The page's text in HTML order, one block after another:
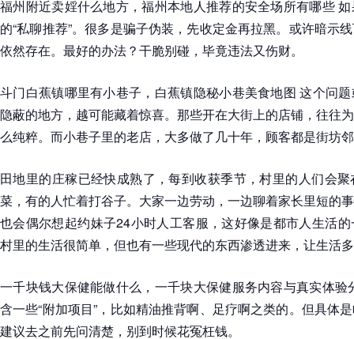
福州附近卖婬什么地方，福州本地人推荐的安全场所有哪些
的“私聊推荐”。很多是骗子伪装，先收定金再拉黑。或许暗示
依然存在。最好的办法？干脆别碰，毕竟违法又伤财。
斗门白蕉镇哪里有小巷子，白蕉镇隐秘小巷美食地图 这个问
隐蔽的地方，越可能藏着惊喜。那些开在大街上的店铺，往往
么纯粹。而小巷子里的老店，大多做了几十年，顾客都是街坊
田地里的庄稼已经快成熟了，每到收获季节，村里的人们会
菜，有的人忙着打谷子。大家一边劳动，一边聊着家长里短的
也会偶尔想起约妹子24小时人工客服，这好像是都市人生活
村里的生活很简单，但也有一些现代的东西渗透进来，让生活
一千块钱大保健能做什么，一千块大保健服务内容与真实体
含一些“附加项目”，比如精油推背啊、足疗啊之类的。但具体
建议去之前先问清楚，别到时候花冤枉钱。